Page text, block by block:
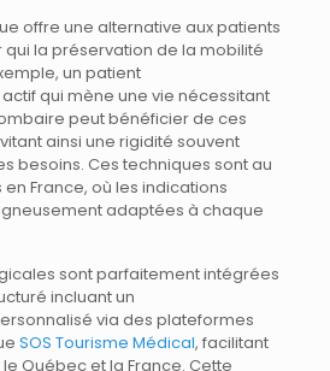
offre une alternative aux patients
qui la préservation de la mobilité
un patient
qui mène une vie nécessitant
peut bénéficier de ces
ainsi une rigidité souvent
besoins. Ces techniques sont au
France, où les indications
adaptées à chaque
sont parfaitement intégrées
incluant un
via des plateformes
SOS Tourisme Médical, facilitant
Québec et la France. Cette